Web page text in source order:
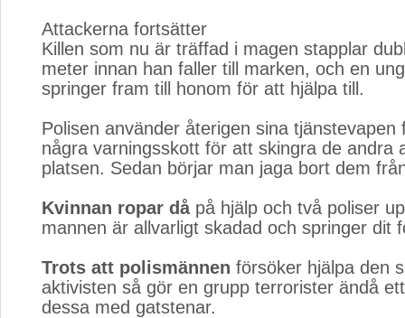
Attackerna fortsätter
Killen som nu är träffad i magen stapplar
meter innan han faller till marken, och en
springer fram till honom för att hjälpa till.
Polisen använder återigen sina tjänstevapen
några varningsskott för att skingra de andra
platsen. Sedan börjar man jaga bort dem
Kvinnan ropar dåpå hjälp och två poliser
mannen är allvarligt skadad och springer dit
Trots att polismännen försöker hjälpa den
aktivisten så gör en grupp terrorister ändå
dessa med gatstenar.